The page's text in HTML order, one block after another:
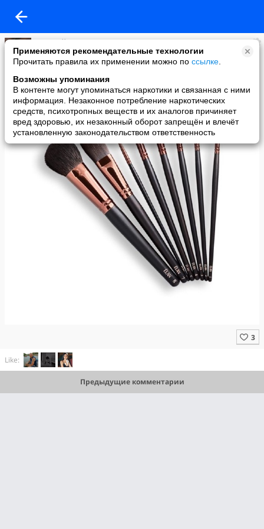
Применяются рекомендательные технологии
Прочитать правила их применении можно по ссылке
Возможны упоминания
В контенте могут упоминаться наркотики и связанная с ними
информация. Незаконное потребление наркотических
средств, психотропных веществ и их аналогов причиняет
вред здоровью, их незаконный оборот запрещён и влечёт
установленную законодательством ответственность
По Фрейду
added a photo
27 Dec в 00:17
Like:
Предыдущие комментарии